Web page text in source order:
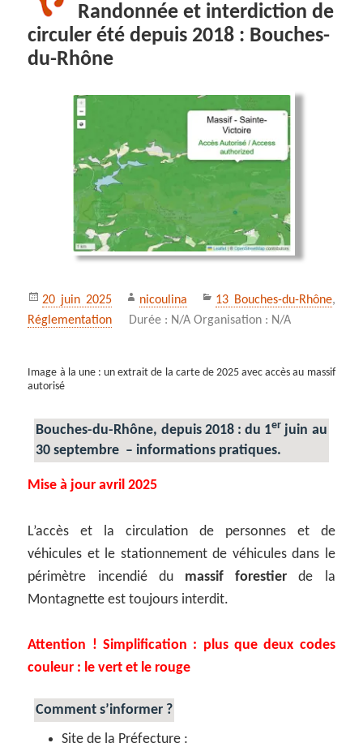
Randonnée et interdiction de
circuler été depuis 2018 : Bouches-
du-Rhône
Publié
le
20 juin 2025 Auteur
nicoulina Catégories
13 Bouches-du-Rhône,
Réglementation
Durée : N/A Organisation : N/A
Image à la une : un extrait de la carte de 2025 avec accès au massif
autorisé
Bouches-du-Rhône, depuis 2018 : du 1er juin au
30 septembre – informations pratiques.
Mise à jour avril 2025
L’accès et la circulation de personnes et de
véhicules et le stationnement de véhicules dans le
périmètre incendié du massif forestier de la
Montagnette est toujours interdit.
Attention ! Simplification : plus que deux codes
couleur : le vert et le rouge
Comment s’informer ?
Site de la Préfecture :